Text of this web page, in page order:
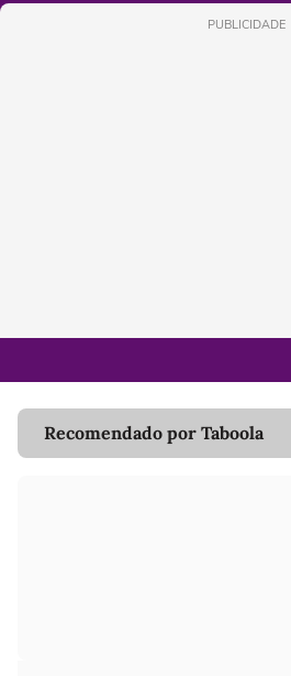
PUBLICIDADE
Recomendado por Taboola